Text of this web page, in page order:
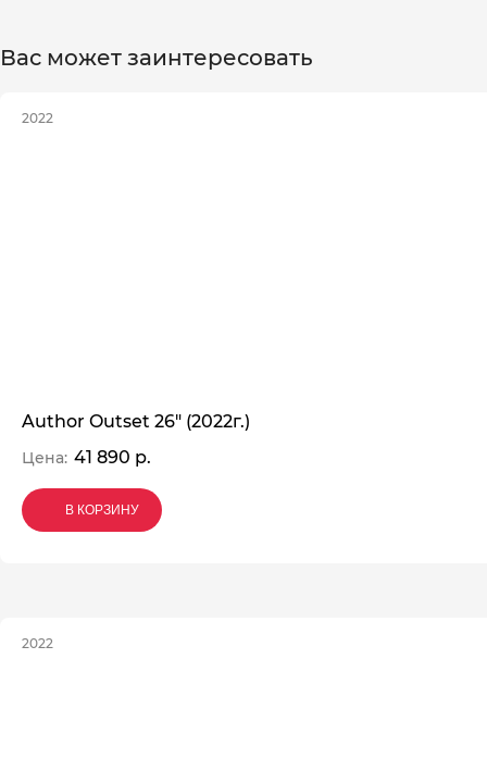
Вас может заинтересовать
2022
Author Outset 26" (2022г.)
Цена: 41 890 р.
В КОРЗИНУ
В КОРЗИНУ
В КОРЗИНУ
2022